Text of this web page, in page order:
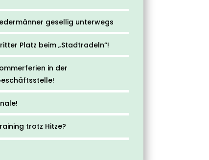
gesellig unterwegs
Platz beim „Stadtradeln“!
in der
trotz Hitze?